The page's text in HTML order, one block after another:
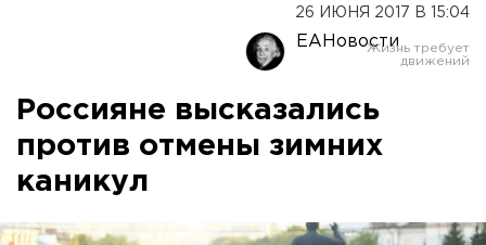
26 ИЮНЯ 2017 В 15:04
ЕАНовости
Россияне высказались
против отмены зимних
каникул